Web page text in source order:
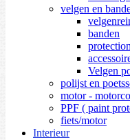
velgen en
banden
Velgen
polijst en
motor -
PPF ( paint
fiets/motor
Interieur